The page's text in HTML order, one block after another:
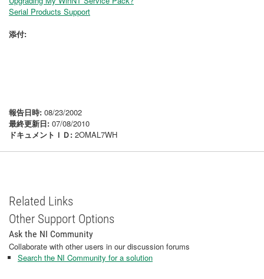
Serial Products Support
添付:
報告日時: 08/23/2002
最終更新日: 07/08/2010
ドキュメントＩＤ: 2OMAL7WH
Related Links
Other Support Options
Ask the NI Community
Collaborate with other users in our discussion forums
Search the NI Community for a solution